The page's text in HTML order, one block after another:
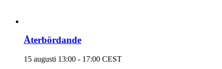
Återbördande
15 augusti 13:00 - 17:00 CEST